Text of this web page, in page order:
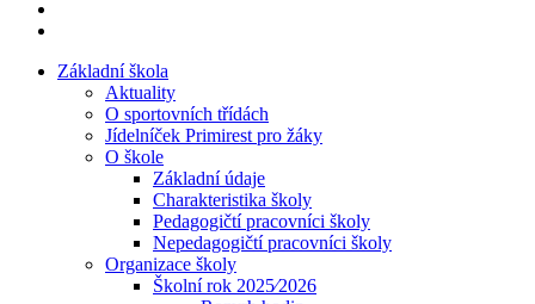
Základní škola
Aktuality
O sportovních třídách
Jídelníček Primirest pro žáky
O škole
Základní údaje
Charakteristika školy
Pedagogičtí pracovníci školy
Nepedagogičtí pracovníci školy
Organizace školy
Školní rok 2025⁄2026